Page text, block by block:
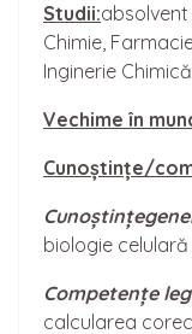
Studii:
Chimie,
Inginerie
Vechime în
Cunoștințe/
Cunoștințe
biologie
Competențe
calcularea